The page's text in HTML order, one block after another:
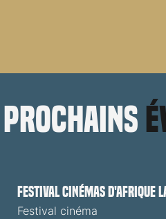
prochains
Festival cinémas d'Afrique
Festival cinéma